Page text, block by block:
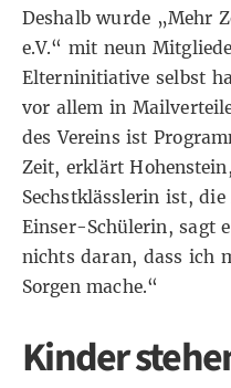
Deshalb wurde „Mehr
e.V.“ mit neun
Elterninitiative selbst
vor allem in
des Vereins ist
Zeit, erklärt
Sechstklässlerin ist,
Einser-Schülerin, sagt
nichts daran, dass ich
Sorgen mache.“
Kinder